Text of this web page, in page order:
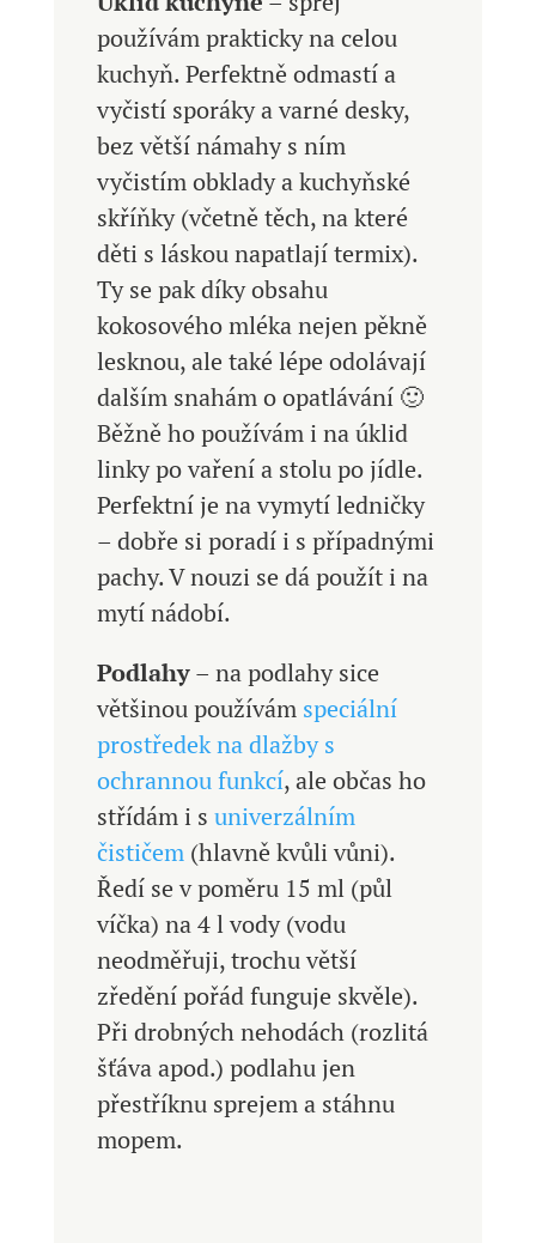
používám prakticky na celou
kuchyň. Perfektně odmastí a
vyčistí sporáky a varné desky,
bez větší námahy s ním
vyčistím obklady a kuchyňské
skříňky (včetně těch, na které
děti s láskou napatlají termix).
Ty se pak díky obsahu
kokosového mléka nejen pěkně
lesknou, ale také lépe odolávají
dalším snahám o opatlávání 🙂
Běžně ho používám i na úklid
linky po vaření a stolu po jídle.
Perfektní je na vymytí ledničky
– dobře si poradí i s případnými
pachy. V nouzi se dá použít i na
mytí nádobí.
Podlahy– na podlahy sice
většinou používám speciální
prostředek na dlažby s
ochrannou funkcí, ale občas ho
střídám i s univerzálním
čističem(hlavně kvůli vůni).
Ředí se v poměru 15 ml (půl
víčka) na 4 l vody (vodu
neodměřuji, trochu větší
zředění pořád funguje skvěle).
Při drobných nehodách (rozlitá
šťáva apod.) podlahu jen
přestříknu sprejem a stáhnu
mopem.